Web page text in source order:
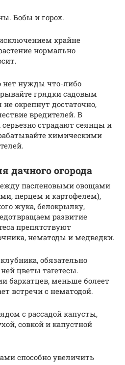
Бобы и горох.
крайне
нормально
нужды что-либо
грядки садовым
окрепнут достаточно,
вредителей. В
страдают сеянцы и
химическими
дачного огорода
пасленовыми овощами
перцем и картофелем),
жука, белокрылку,
развитие
препятствуют
нематоды и медведки.
обязательно
цветы тагетесы.
бархатцев, меньше болеет
встречи с нематодой.
с рассадой капусты,
совкой и капустной
способно увеличить